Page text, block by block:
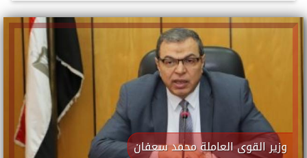
وزير القوى العاملة محمد سعفان